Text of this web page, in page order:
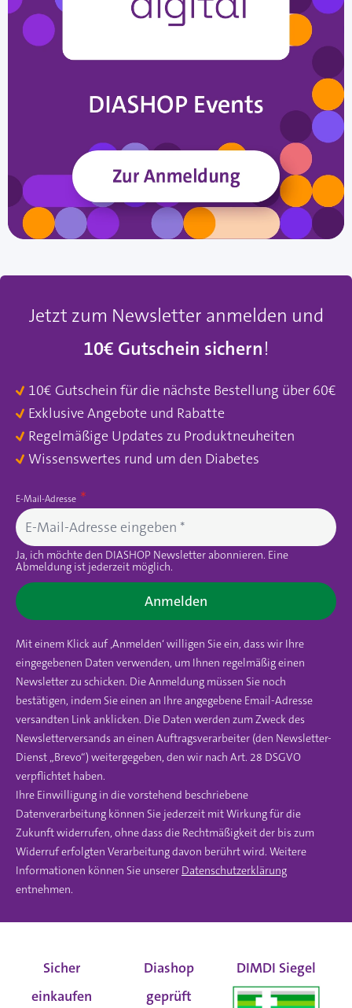
Jetzt zum Newsletter anmelden und
10€ Gutschein sichern!
10€ Gutschein für die nächste Bestellung über 60€
Exklusive Angebote und Rabatte
Regelmäßige Updates zu Produktneuheiten
Wissenswertes rund um den Diabetes
E-Mail-Adresse
Ja, ich möchte den DIASHOP Newsletter abonnieren. Eine
Abmeldung ist jederzeit möglich.
Anmelden
Mit einem Klick auf ‚Anmelden‘ willigen Sie ein, dass wir Ihre
eingegebenen Daten verwenden, um Ihnen regelmäßig einen
Newsletter zu schicken. Die Anmeldung müssen Sie noch
bestätigen, indem Sie einen an Ihre angegebene Email-Adresse
versandten Link anklicken. Die Daten werden zum Zweck des
Newsletterversands an einen Auftragsverarbeiter (den Newsletter-
Dienst „Brevo“) weitergegeben, den wir nach Art. 28 DSGVO
verpflichtet haben.
Ihre Einwilligung in die vorstehend beschriebene
Datenverarbeitung können Sie jederzeit mit Wirkung für die
Zukunft widerrufen, ohne dass die Rechtmäßigkeit der bis zum
Widerruf erfolgten Verarbeitung davon berührt wird. Weitere
Informationen können Sie unserer Datenschutzerklärung
entnehmen.
Sicher
einkaufen
Diashop
geprüft
DIMDI Siegel